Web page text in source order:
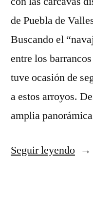
de Puebla de
Buscando el
entre los
tuve ocasión de
a estos arroyos.
amplia
Seguir leyendo«El